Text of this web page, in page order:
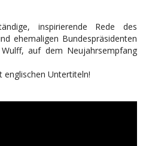
inspirierende Rede des
ehemaligen Bundespräsidenten
Wulff, auf dem Neujahrsempfang
englischen Untertiteln!